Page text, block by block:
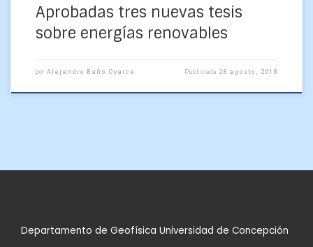
Aprobadas tres nuevas tesis
sobre energías renovables
por Alejandro Baño Oyarce Publicada 28 agosto, 2018
Departamento de Geofísica Universidad de Concepción